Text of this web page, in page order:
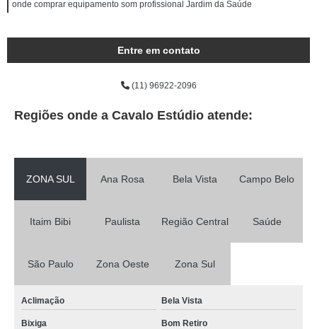
onde comprar equipamento som profissional Jardim da Saúde
Entre em contato
(11) 96922-2096
Regiões onde a Cavalo Estúdio atende:
ZONA SUL Ana Rosa Bela Vista Campo Belo
Itaim Bibi Paulista Região Central Saúde
São Paulo Zona Oeste Zona Sul
Aclimação Bela Vista
Bixiga Bom Retiro